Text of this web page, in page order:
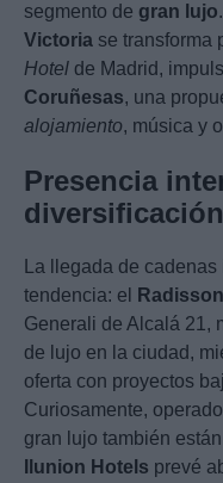
segmento de gran lujo
Victoria se transforma
Hotel de Madrid,
Coruñesas, una
alojamiento, música y
Presencia
La llegada de
tendencia: el
Generali de Alcalá 21,
de lujo en la ciudad,
oferta con proyectos
Curiosamente,
gran lujo también
Ilunion Hotels prevé